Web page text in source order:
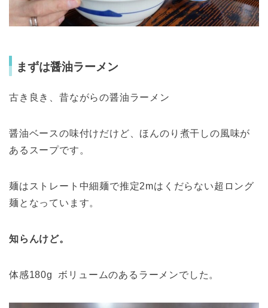
まずは醤油ラーメン
古き良き、昔ながらの醤油ラーメン
醤油ベースの味付けだけど、ほんのり煮干しの風味が
あるスープです。
麺はストレート中細麺で推定2mはくだらない超ロング
麺となっています。
知らんけど。
体感180g ボリュームのあるラーメンでした。